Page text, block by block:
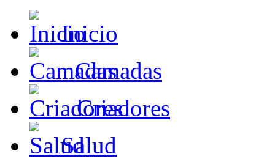
Inicio
Camadas
Criadores
Salud